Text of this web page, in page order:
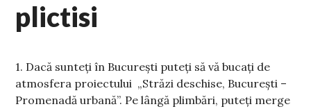
plictisi
1. Dacă sunteți în București puteți să vă bucați de
atmosfera proiectului „Străzi deschise, București –
Promenadă urbană”. Pe lângă plimbări, puteți merge